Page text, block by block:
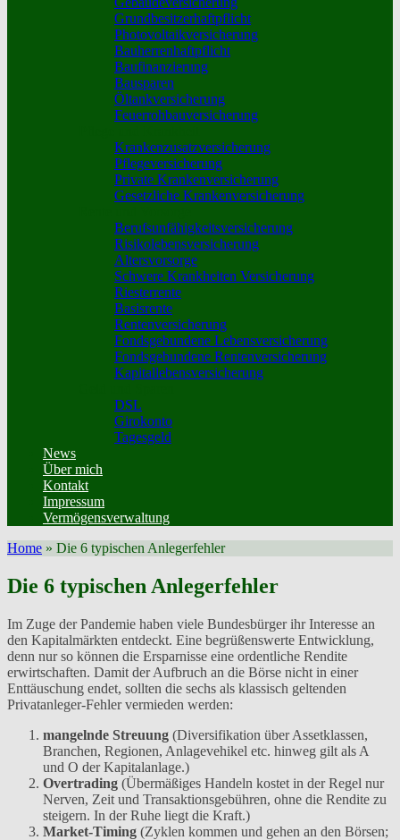
Grundbesitzerhaftpflicht
Photovoltaikversicherung
Bauherrenhaftpflicht
Baufinanzierung
Bausparen
Öltankversicherung
Feuerrohbauversicherung
Krankenzusatzversicherung
Pflegeversicherung
Private Krankenversicherung
Gesetzliche Krankenversicherung
Berufs­unfähigkeitsversicherung
Risikolebensversicherung
Altersvorsorge
Schwere Krankheiten Versicherung
Riesterrente
Basisrente
Rentenversicherung
Fondsgebundene Lebensversicherung
Fondsgebundene Rentenversicherung
Kapitallebensversicherung
DSL
Girokonto
Tagesgeld
News
Über mich
Kontakt
Impressum
Vermögensverwaltung
Home » Die 6 typischen Anlegerfehler
Die 6 typischen Anlegerfehler
Im Zuge der Pandemie haben viele Bundesbürger ihr Interesse an
den Kapitalmärkten entdeckt. Eine begrüßenswerte Entwicklung,
denn nur so können die Ersparnisse eine ordentliche Rendite
erwirtschaften. Damit der Aufbruch an die Börse nicht in einer
Enttäuschung endet, sollten die sechs als klassisch geltenden
Privatanleger-Fehler vermieden werden:
mangelnde Streuung (Diversifikation über Assetklassen,
Branchen, Regionen, Anlagevehikel etc. hinweg gilt als A
und O der Kapitalanlage.)
Overtrading (Übermäßiges Handeln kostet in der Regel nur
Nerven, Zeit und Transaktionsgebühren, ohne die Rendite zu
steigern. In der Ruhe liegt die Kraft.)
Market-Timing (Zyklen kommen und gehen an den Börsen;